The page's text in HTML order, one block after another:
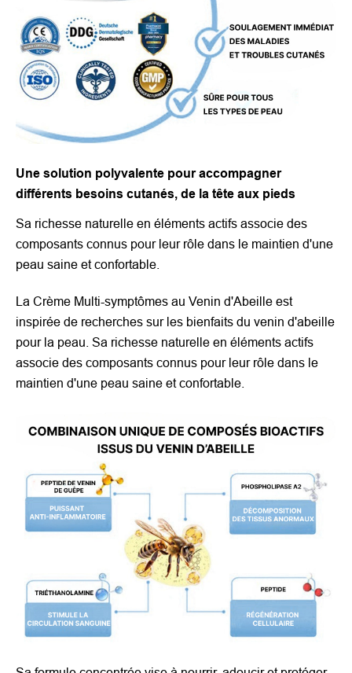
Une solution polyvalente pour accompagner
différents besoins cutanés, de la tête aux pieds
Sa richesse naturelle en éléments actifs associe des
composants connus pour leur rôle dans le maintien d'une
peau saine et confortable.
La Crème Multi-symptômes au Venin d'Abeille est
inspirée de recherches sur les bienfaits du venin d'abeille
pour la peau. Sa richesse naturelle en éléments actifs
associe des composants connus pour leur rôle dans le
maintien d'une peau saine et confortable.